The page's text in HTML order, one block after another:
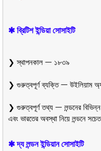
✱ ব্রিটিশ ইন্ডিয়া সোসাইটি
❯ স্থাপনকাল ᅳ ১৮৩৯
❯ গুরুত্বপূর্ণ ব্যক্তি ᅳ উইলিয়াম
❯ গুরুত্বপূর্ণ তথ্য ᅳ লন্ডনের
এবং ভারতের অবস্থা নিয়ে লন্ডনে
✱ দ্য লন্ডন ইন্ডিয়ান সোসাইটি